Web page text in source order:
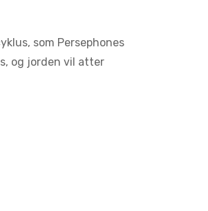
som Persephones
og jorden vil atter